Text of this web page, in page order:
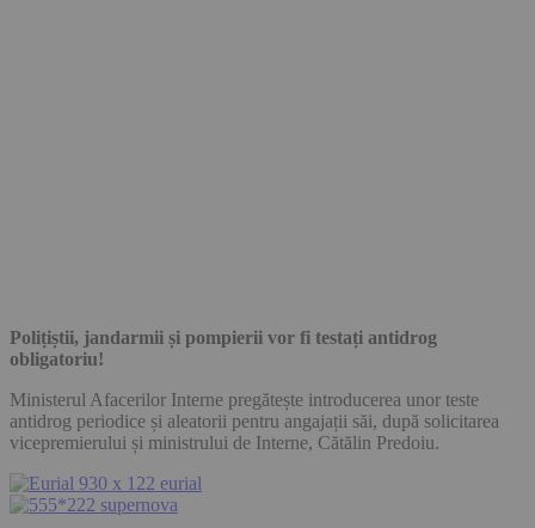
Polițiștii, jandarmii și pompierii vor fi testați antidrog
obligatoriu!
Ministerul Afacerilor Interne pregătește introducerea unor teste
antidrog periodice și aleatorii pentru angajații săi, după solicitarea
vicepremierului și ministrului de Interne, Cătălin Predoiu.